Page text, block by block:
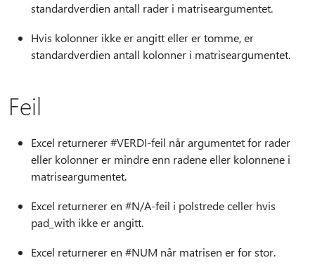
standardverdien antall rader i matriseargumentet.
Hvis kolonner ikke er angitt eller er tomme, er
standardverdien antall kolonner i matriseargumentet.
Feil
Excel returnerer #VERDI-feil når argumentet for rader
eller kolonner er mindre enn radene eller kolonnene i
matriseargumentet.
Excel returnerer en #N/A-feil i polstrede celler hvis
pad_with ikke er angitt.
Excel returnerer en #NUM når matrisen er for stor.